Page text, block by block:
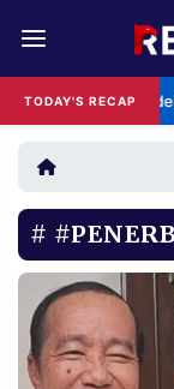
TODAY'S RECAP
BPS: Indeks
REDAKSI
RESOLUSI
RUBRIKASI
EDITORIAL
FINANSIA
DAERAH